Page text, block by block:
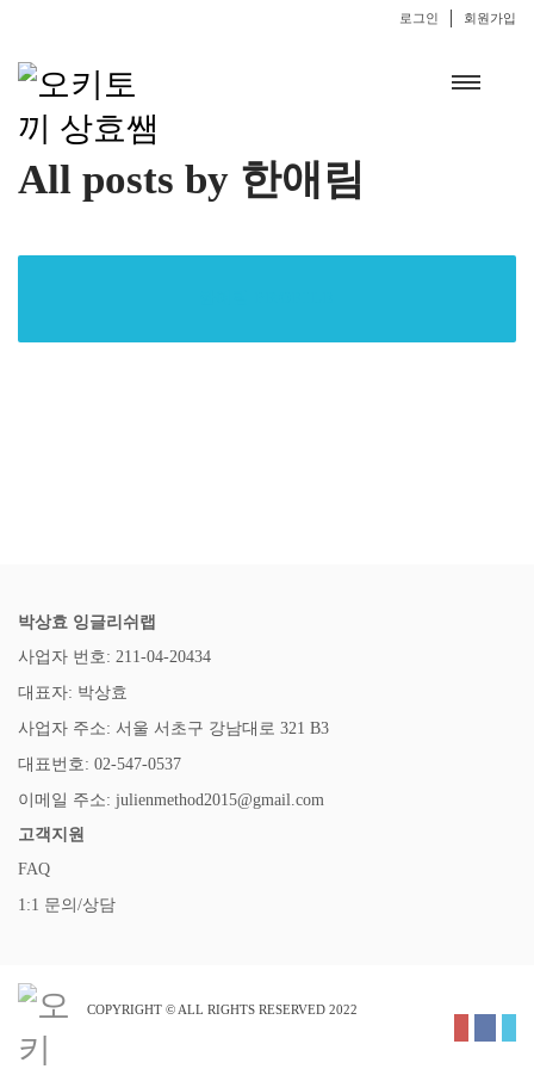
로그인 회원가입
All posts by 한애림
박상효 잉글리쉬랩
사업자 번호: 211-04-20434
대표자: 박상효
사업자 주소: 서울 서초구 강남대로 321 B3
대표번호: 02-547-0537
이메일 주소: julienmethod2015@gmail.com
고객지원
FAQ
1:1 문의/상담
COPYRIGHT © ALL RIGHTS RESERVED 2022